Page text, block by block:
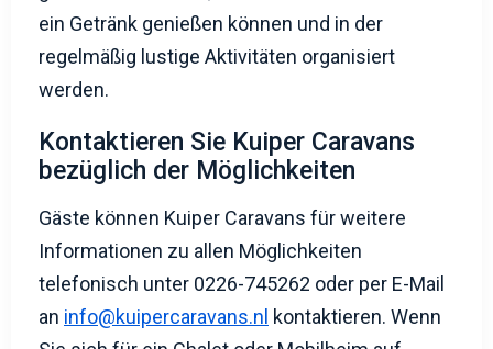
ein Getränk genießen können und in der
regelmäßig lustige Aktivitäten organisiert
werden.
Kontaktieren Sie Kuiper Caravans
bezüglich der Möglichkeiten
Gäste können Kuiper Caravans für weitere
Informationen zu allen Möglichkeiten
telefonisch unter 0226-745262 oder per E-Mail
info@kuipercaravans.nl kontaktieren. Wenn
Sie sich für ein Chalet oder Mobilheim auf